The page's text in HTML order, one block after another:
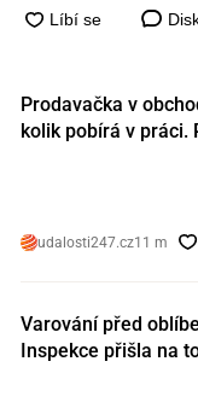
Prodavačka v
kolik pobírá v práci.
udalosti247.cz11 m
Varování před
Inspekce přišla na